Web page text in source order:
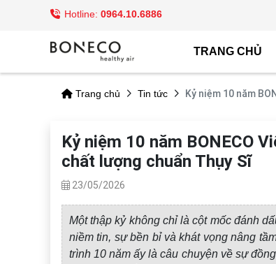
Hotline: 0964.10.6886
TRANG CHỦ
Trang chủ Tin tức Kỷ niệm 10 năm
Kỷ niệm 10 năm BONECO
chất lượng chuẩn Thụy Sĩ
23/05/2026
Một thập kỷ không chỉ là cột mốc đánh
niềm tin, sự bền bỉ và khát vọng nâng
trình 10 năm ấy là câu chuyện về sự